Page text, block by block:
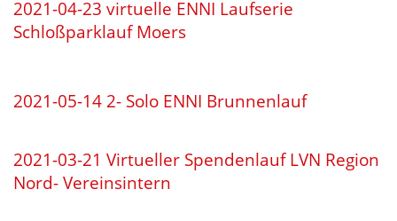
2021-04-23 virtuelle ENNI Laufserie
Schloßparklauf Moers
2021-05-14 2- Solo ENNI Brunnenlauf
2021-03-21 Virtueller Spendenlauf LVN Region
Nord- Vereinsintern